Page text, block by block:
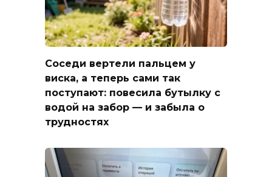
Соседи вертели пальцем у
виска, а теперь сами так
поступают: повесила бутылку с
водой на забор — и забыла о
трудностях